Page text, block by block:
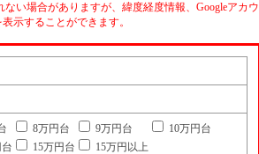
い場合がありますが、緯度経度情報、Googleアカウ
示することができます。
8万円台 9万円台
10万円台
15万円台 15万円以上